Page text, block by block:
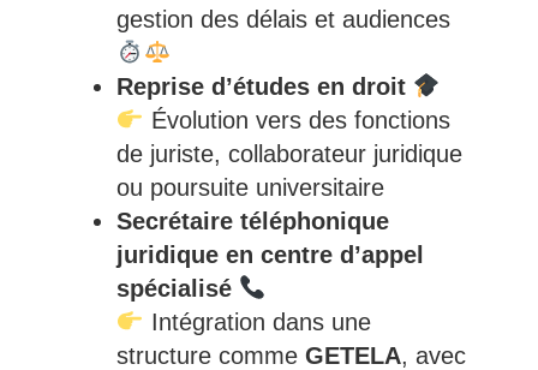
gestion des délais et audiences
Reprise d’études en droit
Évolution vers des fonctions
de juriste, collaborateur juridique
ou poursuite universitaire
Secrétaire téléphonique
juridique en centre d’appel
spécialisé
Intégration dans une
structure comme GETELA, avec